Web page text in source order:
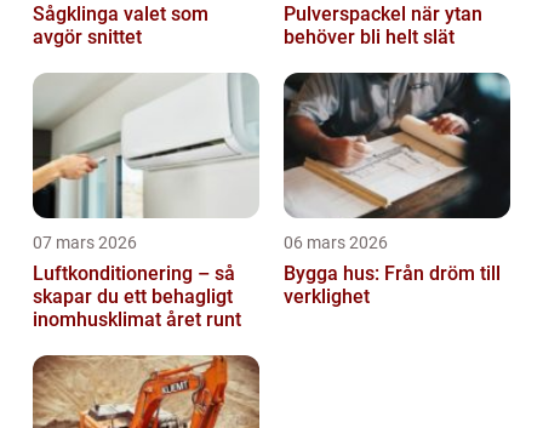
Sågklinga valet som
avgör snittet
Pulverspackel när ytan
behöver bli helt slät
07 mars 2026
Luftkonditionering – så
skapar du ett behagligt
inomhusklimat året runt
06 mars 2026
Bygga hus: Från dröm till
verklighet